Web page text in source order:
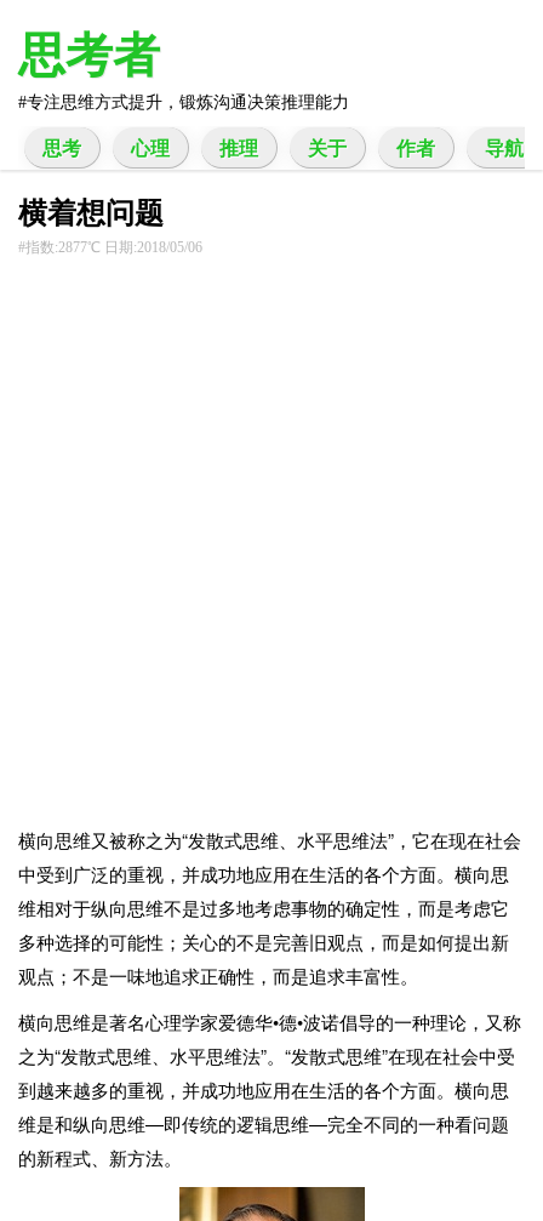
思考者
专注思维方式提升，锻炼沟通决策推理能力
思考 心理 推理 关于 作者 导航
横着想问题
指数:2877℃ 日期:2018/05/06
横向思维又被称之为“发散式思维、水平思维法”，它在现在社会
中受到广泛的重视，并成功地应用在生活的各个方面。横向思
维相对于纵向思维不是过多地考虑事物的确定性，而是考虑它
多种选择的可能性；关心的不是完善旧观点，而是如何提出新
观点；不是一味地追求正确性，而是追求丰富性。
横向思维是著名心理学家爱德华•德•波诺倡导的一种理论，又称
之为“发散式思维、水平思维法”。“发散式思维”在现在社会中受
到越来越多的重视，并成功地应用在生活的各个方面。横向思
维是和纵向思维—即传统的逻辑思维—完全不同的一种看问题
的新程式、新方法。